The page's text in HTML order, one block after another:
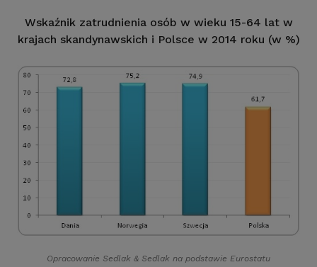
Wskaźnik zatrudnienia osób w wieku 15-64 lat w
krajach skandynawskich i Polsce w 2014 roku (w %)
Opracowanie Sedlak & Sedlak na podstawie Eurostatu